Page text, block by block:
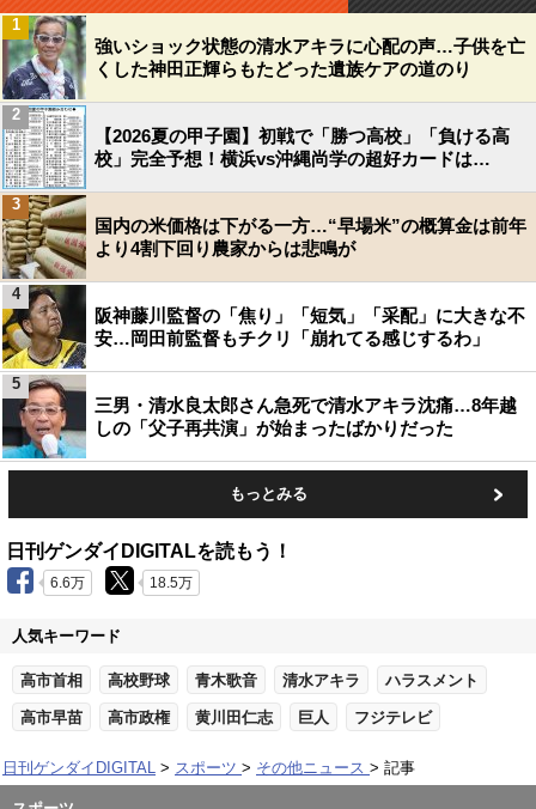
強いショック状態の清水アキラに心配の声…子供を亡
くした神田正輝らもたどった遺族ケアの道のり
1
【2026夏の甲子園】初戦で「勝つ高校」「負ける高
校」完全予想！横浜vs沖縄尚学の超好カードは…
2
国内の米価格は下がる一方…“早場米”の概算金は前年
より4割下回り農家からは悲鳴が
3
阪神藤川監督の「焦り」「短気」「采配」に大きな不
安…岡田前監督もチクリ「崩れてる感じするわ」
4
三男・清水良太郎さん急死で清水アキラ沈痛…8年越
しの「父子再共演」が始まったばかりだった
5
もっとみる
日刊ゲンダイDIGITALを読もう！
6.6万 18.5万
人気キーワード
高市首相 高校野球 青木歌音 清水アキラ ハラスメント
高市早苗 高市政権 黄川田仁志 巨人 フジテレビ
日刊ゲンダイDIGITAL スポーツ その他ニュース 記事